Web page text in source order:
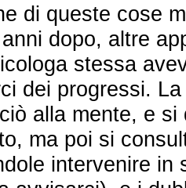
di queste cose
dopo, altre
stessa
dei progressi.
alla mente, e
ma poi si
intervenire in